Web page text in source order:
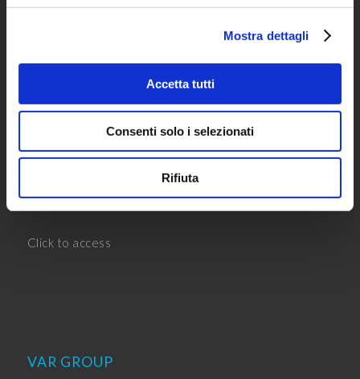
Mostra dettagli
Accetta tutti
Consenti solo i selezionati
Rifiuta
servizi su Microsoft Dynamics dedicati alla piccola e
CUSTOMER PORTAL
Click to access
VAR GROUP